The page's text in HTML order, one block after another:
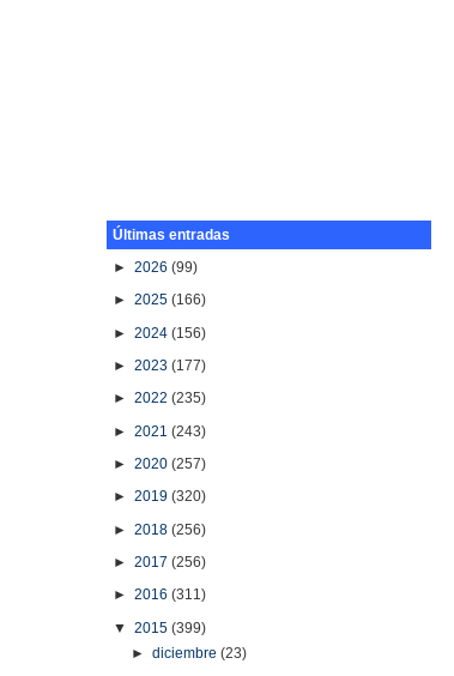
Últimas entradas
►2026(99)
►2025(166)
►2024(156)
►2023(177)
►2022(235)
►2021(243)
►2020(257)
►2019(320)
►2018(256)
►2017(256)
►2016(311)
▼2015(399)
►diciembre(23)